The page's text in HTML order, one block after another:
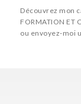
Découvrez mon
FORMATION ET
ou envoyez-moi